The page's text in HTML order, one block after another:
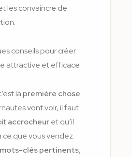
les convaincre de
conseils pour créer
attractive et efficace :
la première chose
vont voir, il faut
accrocheuret qu’il
ce que vous vendez.
mots-clés pertinents,